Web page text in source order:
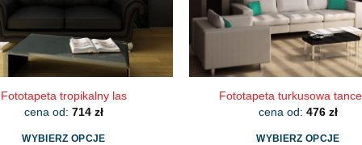
produktu
Fototapeta tropikalny las
cena od: 714 zł
WYBIERZ OPCJE
Fototapeta turkusowa
cena od: 476 zł
WYBIERZ OPCJE